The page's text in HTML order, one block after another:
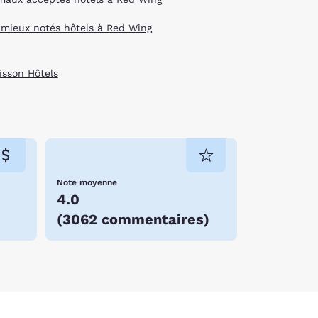
notés hôtels à Red Wing
Hôtels
Note moyenne
4.0
(3062 commentaires)